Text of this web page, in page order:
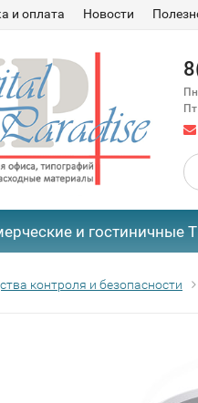
и оплата Новости
и гостиничные
контроля и безопасности